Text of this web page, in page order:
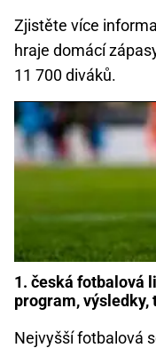
Zjistěte více
hraje domácí
11 700 diváků.
1. česká fotbalová
program, výsledky,
Nejvyšší fotbalová